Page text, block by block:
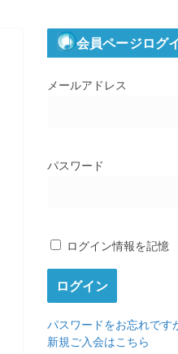
会員ページログ
メールアドレス
パスワード
ログイン情報を記憶
パスワードをお忘れです
新規ご入会はこちら